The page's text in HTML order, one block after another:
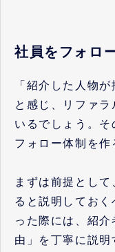
社員をフォロ
「紹介した人物
と感じ、リファラ
いるでしょう。
フォロー体制を作
まずは前提とし
ると説明してお
った際には、紹
由」を丁寧に説明